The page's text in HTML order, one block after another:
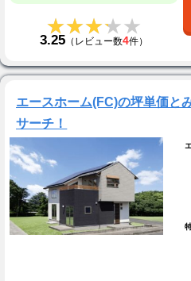
★★★★★
★★★★★
3.25 （レビュー数4件）
エースホーム(FC)の坪単価と
サーチ！